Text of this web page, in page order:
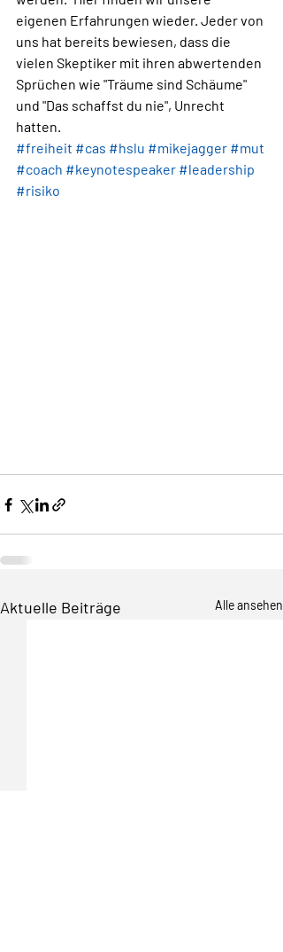
eigenen Erfahrungen wieder. Jeder von
uns hat bereits bewiesen, dass die
vielen Skeptiker mit ihren abwertenden
Sprüchen wie "Träume sind Schäume"
und "Das schaffst du nie", Unrecht
hatten.
#freiheit #cas #hslu #mikejagger #mut
#coach #keynotespeaker #leadership
#risiko
Aktuelle Beiträge Alle ansehen